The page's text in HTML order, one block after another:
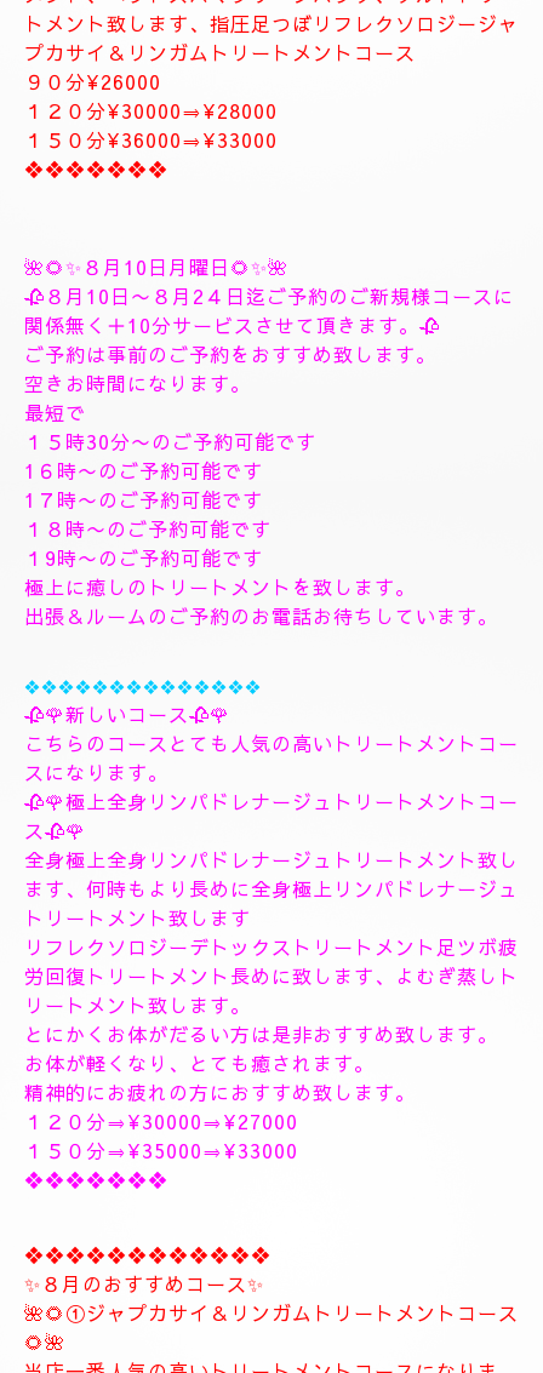
🥀🌹新しいコース🥀🌹
🥀８月のおすすめコースになります。🥀
８月６日からの新しいコース一番おすすめ致します。
🥀ラグジュアリーダブルセラピストコース🥀
ダブルセラピストコースで日頃の疲れた身体を心ゆく
全身極上リンパドレナージュトリートメント致しま
す、フィシャルマッサージパックよむぎ蒸しトリート
メント、ヘッドスパマッサージパック、ソルトトリー
トメント致します、指圧足つぼリフレクソロジージャ
プカサイ＆リンガムトリートメントコース
９０分¥26000
１２０分¥30000⇒¥28000
１５０分¥36000⇒¥33000
❖❖❖❖❖❖❖
🌺🌻✨８月10日月曜日 🌻✨🌺
🥀８月10日〜８月2４日迄ご予約のご新規様コースに
ご予約は事前のご予約をおすすめ致します。
空きお時間になります。
最短で
１５時30分〜のご予約可能です
1６時〜のご予約可能です
1７時〜のご予約可能です
１８時〜のご予約可能です
１9時〜のご予約可能です
極上に癒しのトリートメントを致します。
出張＆ルームのご予約のお電話お待ちしています。
❖❖❖❖❖❖❖❖❖❖❖❖❖❖
🥀🌹新しいコース🥀🌹
こちらのコースとても人気の高いトリートメントコー
スになります。
🥀🌹極上全身リンパドレナージュトリートメントコー
ス🥀🌹
全身極上全身リンパドレナージュトリートメント致し
トリートメント致します
リフレクソロジーデトックストリートメント足ツボ疲
労回復トリートメント長めに致します、よむぎ蒸しト
リートメント致します。
とにかくお体がだるい方は是非おすすめ致します。